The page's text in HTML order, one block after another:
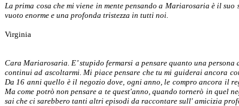
La prima cosa che mi viene in mente pensando a Mariarosaria è il
vuoto enorme e una profonda tristezza in tutti noi.
Virginia
Cara Mariarosaria. E’ stupido fermarsi a pensare quanto una
continui ad ascoltarmi. Mi piace pensare che tu mi guiderai ancora
Da 16 anni quello è il negozio dove, ogni anno, le compro ancora il
Ma come potrò non pensare a te quest'anno, quando tornerò in quel
sai che ci sarebbero tanti altri episodi da raccontare sull' amicizia